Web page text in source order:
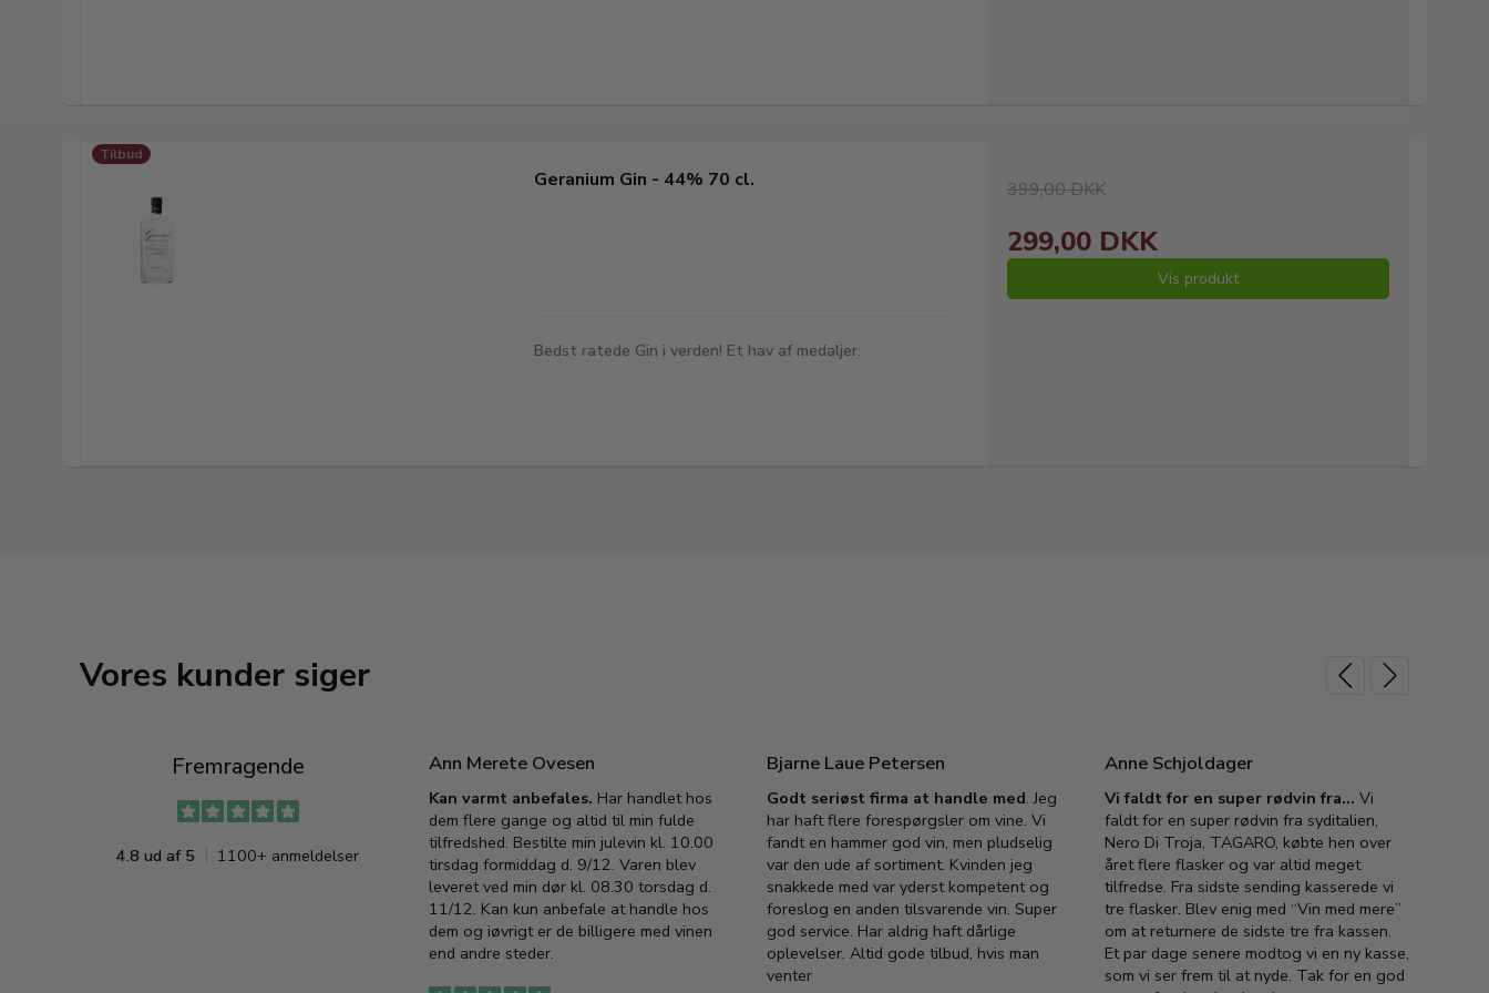
Tilbud
Geranium Gin - 44% 70 cl.
Bedst ratede Gin i verden! Et hav af medaljer.
399,00 DKK
299,00 DKK
Vis produkt
Vores kunder siger
Fremragende
4.8 ud af 5 1100+ anmeldelser
Ann Merete Ovesen
Kan varmt anbefales. Har handlet hos
dem flere gange og altid til min fulde
tilfredshed. Bestilte min julevin kl. 10.00
tirsdag formiddag d. 9/12. Varen blev
leveret ved min dør kl. 08.30 torsdag d.
11/12. Kan kun anbefale at handle hos
dem og iøvrigt er de billigere med vinen
end andre steder.
Bjarne Laue Petersen
Godt seriøst firma at handle med. Jeg
har haft flere forespørgsler om vine. Vi
fandt en hammer god vin, men pludselig
var den ude af sortiment. Kvinden jeg
snakkede med var yderst kompetent og
foreslog en anden tilsvarende vin. Super
god service. Har aldrig haft dårlige
oplevelser. Altid gode tilbud, hvis man
venter
Anne Schjoldager
Vi faldt for en super rødvin fra… Vi
faldt for en super rødvin fra syditalien,
Nero Di Troja, TAGARO, købte hen over
året flere flasker og var altid meget
tilfredse. Fra sidste sending kasserede vi
tre flasker. Blev enig med “Vin med mere”
om at returnere de sidste tre fra kassen.
Et par dage senere modtog vi en ny kasse,
som vi ser frem til at nyde. Tak for en god